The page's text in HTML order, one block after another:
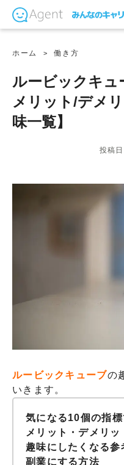
ホーム 働き方
ルービックキュ
メリット/デメ
味一覧】
投稿
ルービックキューブの
いきます。
気になる10個の指
メリット・デメリッ
趣味にしたくなる参
副業にする方法